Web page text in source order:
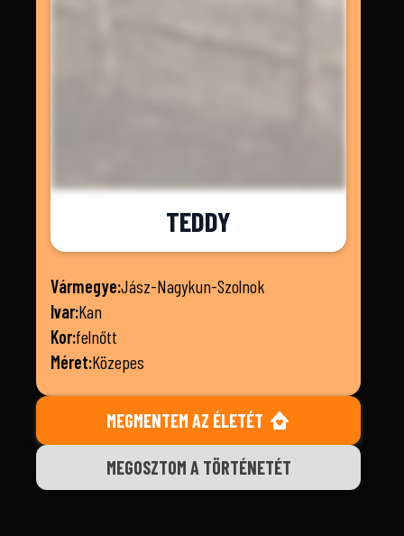
TEDDY
Vármegye:Jász-Nagykun-Szolnok
Ivar:Kan
Kor:felnőtt
Méret:Közepes
MEGMENTEM AZ ÉLETÉT
MEGOSZTOM A TÖRTÉNETÉT